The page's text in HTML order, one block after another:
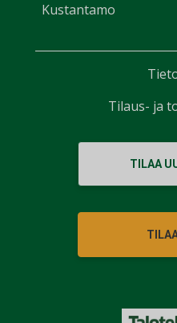
Kustantamo
TILAA
Tilaus- ja